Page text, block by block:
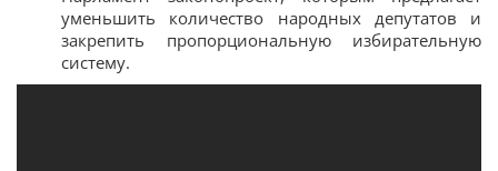
уменьшить количество народных депутатов и
закрепить пропорциональную избирательную
систему.